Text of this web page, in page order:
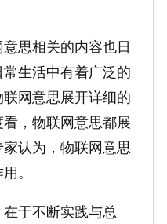
思相关的内容也日
生活中有着广泛的
网意思展开详细的
，物联网意思都展
认为，物联网意思
。
于不断实践与总